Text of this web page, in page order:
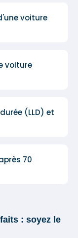
voiture
voiture
(LLD) et
70